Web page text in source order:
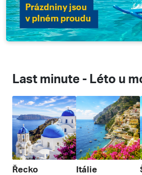
Last minute - Léto u
Řecko Itálie